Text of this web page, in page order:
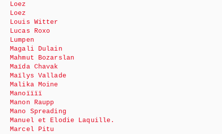
Loez
Loez
Louis Witter
Lucas Roxo
Lumpen
Magali Dulain
Mahmut Bozarslan
Maïda Chavak
Maïlys Vallade
Malika Moine
Manoïïïï
Manon Raupp
Mano Spreading
Manuel et Elodie Laquille.
Marcel Pitu